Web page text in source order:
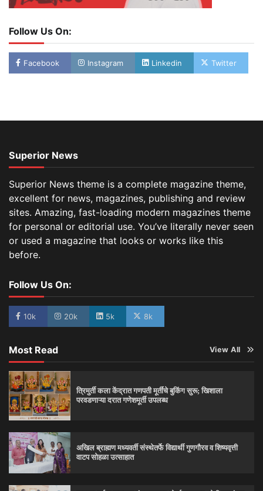
Follow Us On:
Facebook Instagram Linkedin Twitter
Superior News
Superior News theme is a complete magazine theme,
excellent for news, magazines, publishing and review
sites. Amazing, fast-loading modern magazines theme
for personal or editorial use. You’ve literally never seen
or used a magazine that looks or works like this
before.
Follow Us On:
10k 20k 5k 8k
Most Read View All
त्रिमुर्ती कला केंद्रात गणपती मूर्तींचे बुकिंग सुरू; खिशाला
परवडणाऱ्या दरात गणेशमूर्ती उपलब्ध
अखिल ब्राह्मण मध्यवर्ती संस्थेतर्फे विद्यार्थी गुणगौरव व शिष्यवृत्ती
वाटप सोहळा उत्साहात